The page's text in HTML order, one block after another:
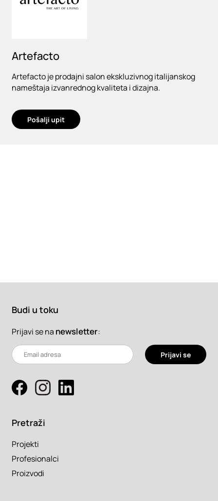
Artefacto
Artefacto je prodajni salon ekskluzivnog italijanskog
nameštaja izvanrednog kvaliteta i dizajna.
Pošalji upit
Budi u toku
Prijavi se na newsletter:
Prijavi se
Pretraži
Projekti
Profesionalci
Proizvodi